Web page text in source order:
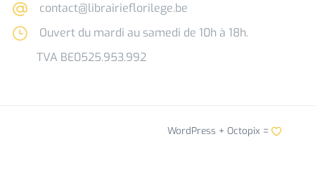
contact@librairieflorilege.be
Ouvert du mardi au samedi de 10h à 18h.
TVA BE0525.953.992
WordPress + Octopix=